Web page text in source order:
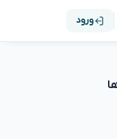
ورود